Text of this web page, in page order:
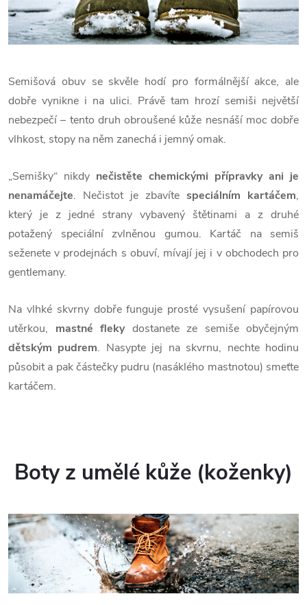
Semišová obuv se skvěle hodí pro formálnější akce, ale
dobře vynikne i na ulici. Právě tam hrozí semiši největší
nebezpečí – tento druh obroušené kůže nesnáší moc dobře
vlhkost, stopy na něm zanechá i jemný omak.
„Semišky“ nikdy nečistěte chemickými přípravky ani je
nenamáčejte. Nečistot je zbavíte speciálním kartáčem,
který je z jedné strany vybavený štětinami a z druhé
potažený speciální zvlněnou gumou. Kartáč na semiš
seženete v prodejnách s obuví, mívají jej i v obchodech pro
gentlemany.
Na vlhké skvrny dobře funguje prosté vysušení papírovou
utěrkou, mastné flekydostanete ze semiše obyčejným
dětským pudrem. Nasypte jej na skvrnu, nechte hodinu
působit a pak částečky pudru (nasáklého mastnotou) smeťte
kartáčem.
Boty z umělé kůže (koženky)